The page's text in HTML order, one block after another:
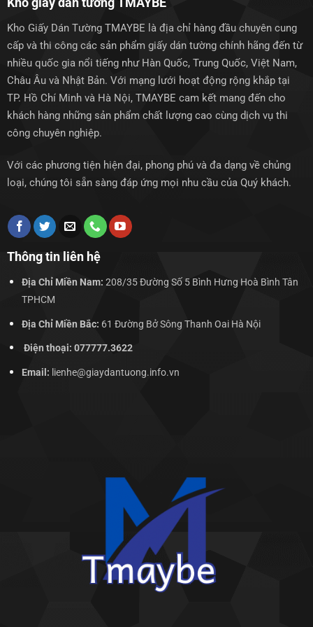
Kho Giấy Dán Tường TMAYBE là địa chỉ hàng đầu chuyên cung
cấp và thi công các sản phẩm giấy dán tường chính hãng đến từ
nhiều quốc gia nổi tiếng như Hàn Quốc, Trung Quốc, Việt Nam,
Châu Âu và Nhật Bản. Với mạng lưới hoạt động rộng khắp tại
TP. Hồ Chí Minh và Hà Nội, TMAYBE cam kết mang đến cho
khách hàng những sản phẩm chất lượng cao cùng dịch vụ thi
công chuyên nghiệp.
Với các phương tiện hiện đại, phong phú và đa dạng về chủng
loại, chúng tôi sẵn sàng đáp ứng mọi nhu cầu của Quý khách.
Thông tin liên hệ
Địa Chỉ Miền Nam: 208/35 Đường Số 5 Bình Hưng Hoà Bình Tân
TPHCM
Địa Chỉ Miền Bắc: 61 Đường Bở Sông Thanh Oai Hà Nội
Điện thoại: 077777.3622
Email: lienhe@giaydantuong.info.vn